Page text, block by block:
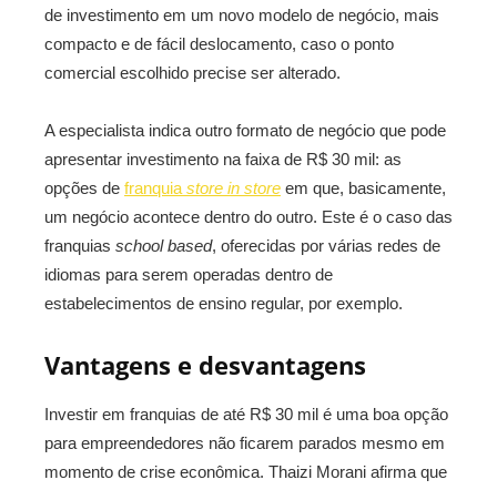
de investimento em um novo modelo de negócio, mais
compacto e de fácil deslocamento, caso o ponto
comercial escolhido precise ser alterado.
A especialista indica outro formato de negócio que pode
apresentar investimento na faixa de R$ 30 mil: as
opções de franquia store in store em que, basicamente,
um negócio acontece dentro do outro. Este é o caso das
franquias school based, oferecidas por várias redes de
idiomas para serem operadas dentro de
estabelecimentos de ensino regular, por exemplo.
Vantagens e desvantagens
Investir em franquias de até R$ 30 mil é uma boa opção
para empreendedores não ficarem parados mesmo em
momento de crise econômica. Thaizi Morani afirma que